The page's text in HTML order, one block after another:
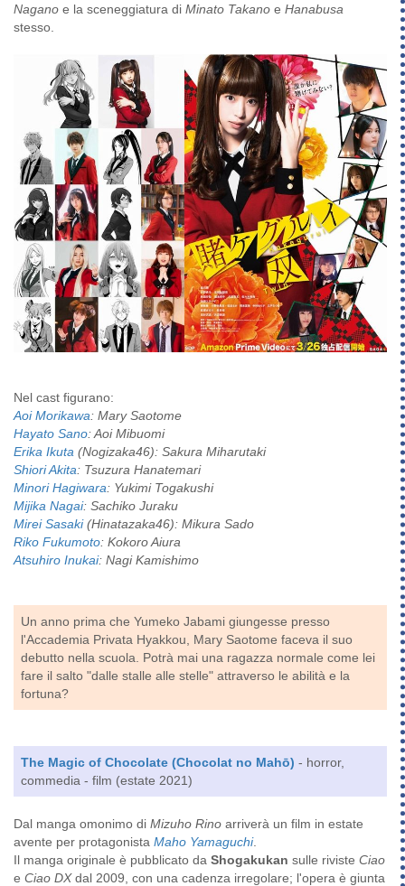
Nagano e la sceneggiatura di Minato Takano e Hanabusa
stesso.
Nel cast figurano:
Aoi Morikawa: Mary Saotome
Hayato Sano: Aoi Mibuomi
Erika Ikuta (Nogizaka46): Sakura Miharutaki
Shiori Akita: Tsuzura Hanatemari
Minori Hagiwara: Yukimi Togakushi
Mijika Nagai: Sachiko Juraku
Mirei Sasaki(Hinatazaka46): Mikura Sado
Riko Fukumoto: Kokoro Aiura
Atsuhiro Inukai: Nagi Kamishimo
Un anno prima che Yumeko Jabami giungesse presso
l'Accademia Privata Hyakkou, Mary Saotome faceva il suo
debutto nella scuola. Potrà mai una ragazza normale come lei
fare il salto "dalle stalle alle stelle" attraverso le abilità e la
fortuna?
The Magic of Chocolate (Chocolat no Mahō) - horror,
commedia - film (estate 2021)
Dal manga omonimo di Mizuho Rino arriverà un film in estate
avente per protagonista Maho Yamaguchi.
Il manga originale è pubblicato da Shogakukan sulle riviste Ciao
e Ciao DXdal 2009, con una cadenza irregolare; l'opera è giunta